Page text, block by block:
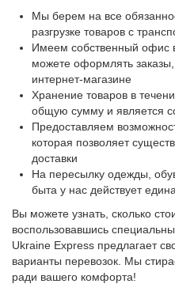
Мы берем на все
разгрузке товаров с
Имеем собственный офис
можете оформлять
интернет-магазине
Хранение товаров в
общую сумму и является
Предоставляем
которая позволяет
доставки
На пересылку одежды,
быта у нас действует
Вы можете узнать, сколько
воспользовавшись
Ukraine Express предлагает
варианты перевозок. Мы
ради вашего комфорта!